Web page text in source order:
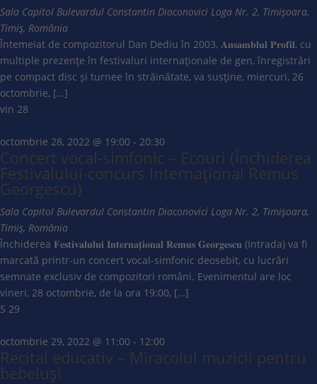
Sala Capitol Bulevardul Constantin Diaconovici Loga Nr. 2, Timișoara,
Timiș, România
Întemeiat de compozitorul Dan Dediu în 2003, 𝐀𝐧𝐬𝐚𝐦𝐛𝐥𝐮𝐥 𝐏𝐫𝐨𝐟𝐢𝐥, cu
multiple prezenţe în festivaluri internaţionale de gen, înregistrări
pe compact disc şi turnee în străinătate, va susține, miercuri, 26
octombrie, […]
vin 28
octombrie 28, 2022 @ 19:00 - 20:30
Concert vocal-simfonic – Ecouri (Închiderea
Festivalului-concurs Internațional Remus
Georgescu)
Sala Capitol Bulevardul Constantin Diaconovici Loga Nr. 2, Timișoara,
Timiș, România
Închiderea 𝐅𝐞𝐬𝐭𝐢𝐯𝐚𝐥𝐮𝐥𝐮𝐢 𝐈𝐧𝐭𝐞𝐫𝐧𝐚𝐭̦𝐢𝐨𝐧𝐚𝐥 𝐑𝐞𝐦𝐮𝐬 𝐆𝐞𝐨𝐫𝐠𝐞𝐬𝐜𝐮 (Intrada) va fi
marcată printr-un concert vocal-simfonic deosebit, cu lucrări
semnate exclusiv de compozitori români. Evenimentul are loc
vineri, 28 octombrie, de la ora 19:00, […]
S 29
octombrie 29, 2022 @ 11:00 - 12:00
Recital educativ – Miracolul muzicii pentru
bebeluși